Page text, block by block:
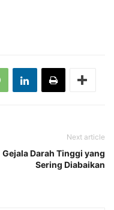
Next article
Gejala Darah Tinggi yang
Sering Diabaikan